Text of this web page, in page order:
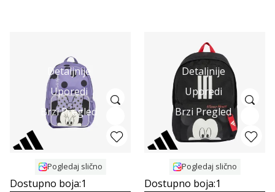
Detaljnije
Uporedi
Brzi Pregled
Pogledaj slično
Dostupno boja:1
Detaljnije
Uporedi
Brzi Pregled
Pogledaj slično
Dostupno boja:1